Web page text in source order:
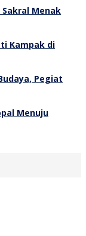
Menak
Kampak di
Pegiat
Menuju